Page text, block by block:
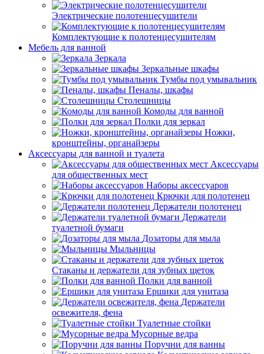
Электрические полотенцесушители
Комплектующие к полотенцесушителям
Мебель для ванной
Зеркала
Зеркальные шкафы
Тумбы под умывальник
Пеналы, шкафы
Столешницы
Комоды для ванной
Полки для зеркал
Ножки,
кронштейны, органайзеры
Аксессуары для ванной и туалета
Аксессуары
для общественных мест
Наборы аксессуаров
Крючки для полотенец
Держатели полотенец
Держатели
туалетной бумаги
Дозаторы для мыла
Мыльницы
Стаканы и держатели для зубных щеток
Полки для ванной
Ершики для унитаза
Держатели
освежителя, фена
Туалетные стойки
Мусорные ведра
Поручни для ванны